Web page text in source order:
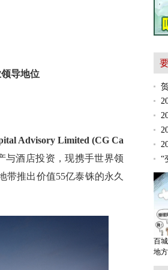
导地位
Advisory Limited (CG Ca
与酒店投资，现携手世界领
带推出价值55亿泰铢的永久
“
百
地